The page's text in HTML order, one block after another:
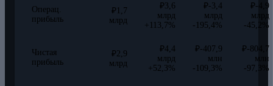
Операц.
прибыль
₽1,7
млрд
₽3,6
млрд
+113,7%
₽-3,4
млрд
-195,4%
₽-4,9
млрд
-45,2%
Чистая
прибыль
₽2,9
млрд
₽4,4
млрд
+52,3%
₽-407,9
млн
-109,3%
₽-804,7
млн
-97,3%